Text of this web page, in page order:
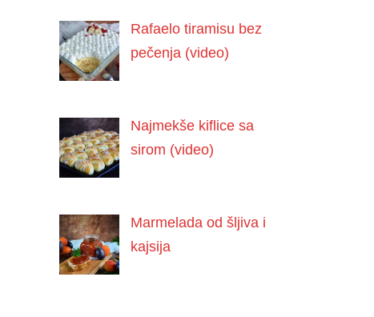
Rafaelo tiramisu bez
pečenja (video)
Najmekše kiflice sa
sirom (video)
Marmelada od šljiva i
kajsija